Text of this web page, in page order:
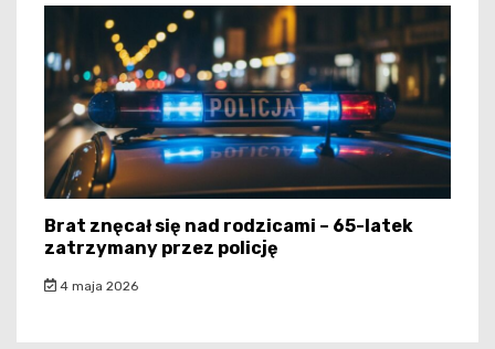
Brat znęcał się nad rodzicami – 65-latek
zatrzymany przez policję
4 maja 2026